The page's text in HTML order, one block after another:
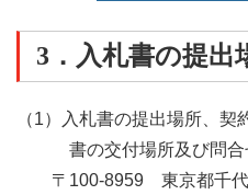
3．入札書の提出
（1）入札書の提出場所、
書の交付場所及び問
〒100-8959 東京都千